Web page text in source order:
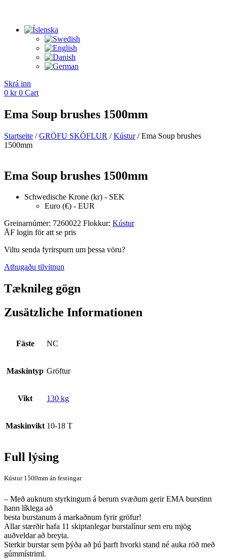
Skrá inn
0 kr 0 Cart
Ema Soup brushes 1500mm
Startseite /GRÖFU SKÓFLUR /Kústur/ Ema Soup brushes
1500mm
Ema Soup brushes 1500mm
Schwedische Krone (kr) - SEK
Euro (€) - EUR
Greinarnúmer: 7260022 Flokkur: Kústur
ÅF login för att se pris
Viltu senda fyrirspurn um þessa vöru?
Athugaðu tilvitnun
Tæknileg gögn
Zusätzliche Informationen
Fäste NC
Maskintyp Gröftur
Vikt 130 kg
Maskinvikt 10-18 T
Full lýsing
Kústur 1500mm án festingar
– Með auknum styrkingum á berum svæðum gerir EMA burstinn
hann líklega að
besta burstanum á markaðnum fyrir gröfur!
Allar stærðir hafa 11 skiptanlegar burstalínur sem eru mjög
auðveldar að breyta.
Sterkir burstar sem þýða að þú þarft hvorki stand né auka röð með
gúmmístriml.